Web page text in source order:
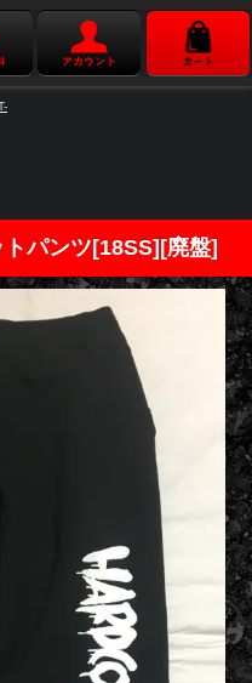
パンツ[18SS][廃盤]